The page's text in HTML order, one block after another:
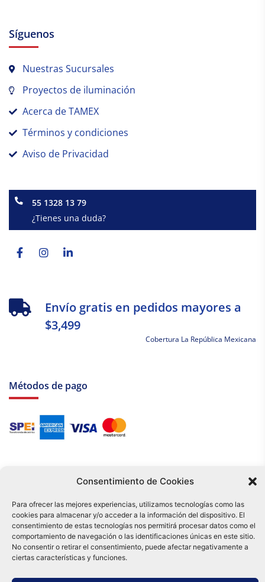
Consentimiento de Cookies
Para ofrecer las mejores experiencias, utilizamos tecnologías como las
cookies para almacenar y/o acceder a la información del dispositivo. El
consentimiento de estas tecnologías nos permitirá procesar datos como el
comportamiento de navegación o las identificaciones únicas en este sitio.
No consentir o retirar el consentimiento, puede afectar negativamente a
ciertas características y funciones.
Síguenos
Nuestras Sucursales
Proyectos de iluminación
Acerca de TAMEX
Términos y condiciones
Aviso de Privacidad
55 1328 13 79
¿Tienes una duda?
f
Envío gratis en pedidos mayores a
$3,499
Cobertura La República Mexicana
Métodos de pago
Tu compra es respaldada por nuestro certificado SSL y operada bajo las
mejores prácticas de seguridad.
Distribuidora Tamex - México
e-commerce